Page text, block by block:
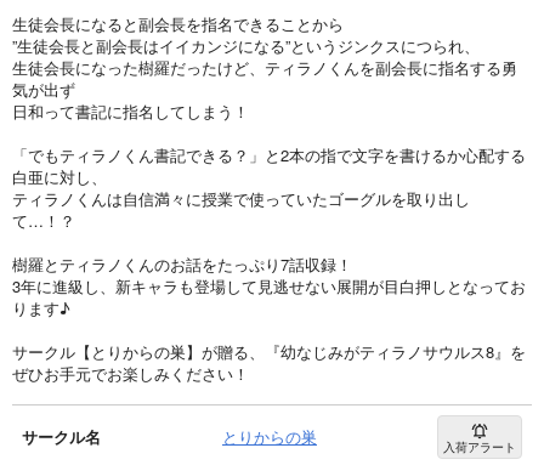
生徒会長になると副会長を指名できることから
”生徒会長と副会長はイイカンジになる”というジンクスにつられ、
生徒会長になった樹羅だったけど、ティラノくんを副会長に指名する勇
気が出ず
日和って書記に指名してしまう！
「でもティラノくん書記できる？」と2本の指で文字を書けるか心配する
白亜に対し、
ティラノくんは自信満々に授業で使っていたゴーグルを取り出し
て…！？
樹羅とティラノくんのお話をたっぷり7話収録！
3年に進級し、新キャラも登場して見逃せない展開が目白押しとなってお
ります♪
サークル【とりからの巣】が贈る、『幼なじみがティラノサウルス8』を
ぜひお手元でお楽しみください！
サークル名 とりからの巣 入荷アラート